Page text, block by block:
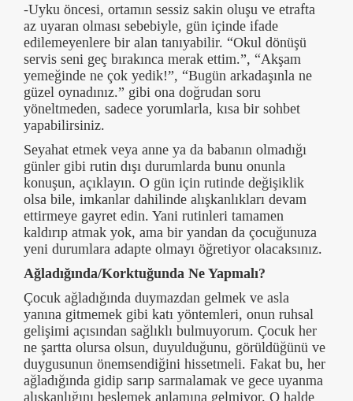
-Uyku öncesi, ortamın sessiz sakin oluşu ve etrafta
az uyaran olması sebebiyle, gün içinde ifade
edilemeyenlere bir alan tanıyabilir. “Okul dönüşü
servis seni geç bırakınca merak ettim.”, “Akşam
yemeğinde ne çok yedik!”, “Bugün arkadaşınla ne
güzel oynadınız.” gibi ona doğrudan soru
yöneltmeden, sadece yorumlarla, kısa bir sohbet
yapabilirsiniz.
Seyahat etmek veya anne ya da babanın olmadığı
günler gibi rutin dışı durumlarda bunu onunla
konuşun, açıklayın. O gün için rutinde değişiklik
olsa bile, imkanlar dahilinde alışkanlıkları devam
ettirmeye gayret edin. Yani rutinleri tamamen
kaldırıp atmak yok, ama bir yandan da çocuğunuza
yeni durumlara adapte olmayı öğretiyor olacaksınız.
Ağladığında/Korktuğunda Ne Yapmalı?
Çocuk ağladığında duymazdan gelmek ve asla
yanına gitmemek gibi katı yöntemleri, onun ruhsal
gelişimi açısından sağlıklı bulmuyorum. Çocuk her
ne şartta olursa olsun, duyulduğunu, görüldüğünü ve
duygusunun önemsendiğini hissetmeli. Fakat bu, her
ağladığında gidip sarıp sarmalamak ve gece uyanma
alışkanlığını beslemek anlamına gelmiyor. O halde